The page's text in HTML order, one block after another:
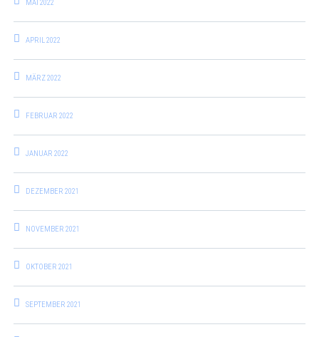
MAI 2022
APRIL 2022
MÄRZ 2022
FEBRUAR 2022
JANUAR 2022
DEZEMBER 2021
NOVEMBER 2021
OKTOBER 2021
SEPTEMBER 2021